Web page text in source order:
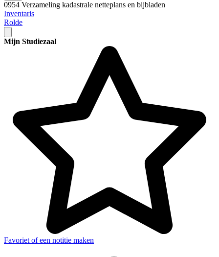
0954 Verzameling kadastrale netteplans en bijbladen
Inventaris
Rolde
Mijn Studiezaal
Favoriet of een notitie maken